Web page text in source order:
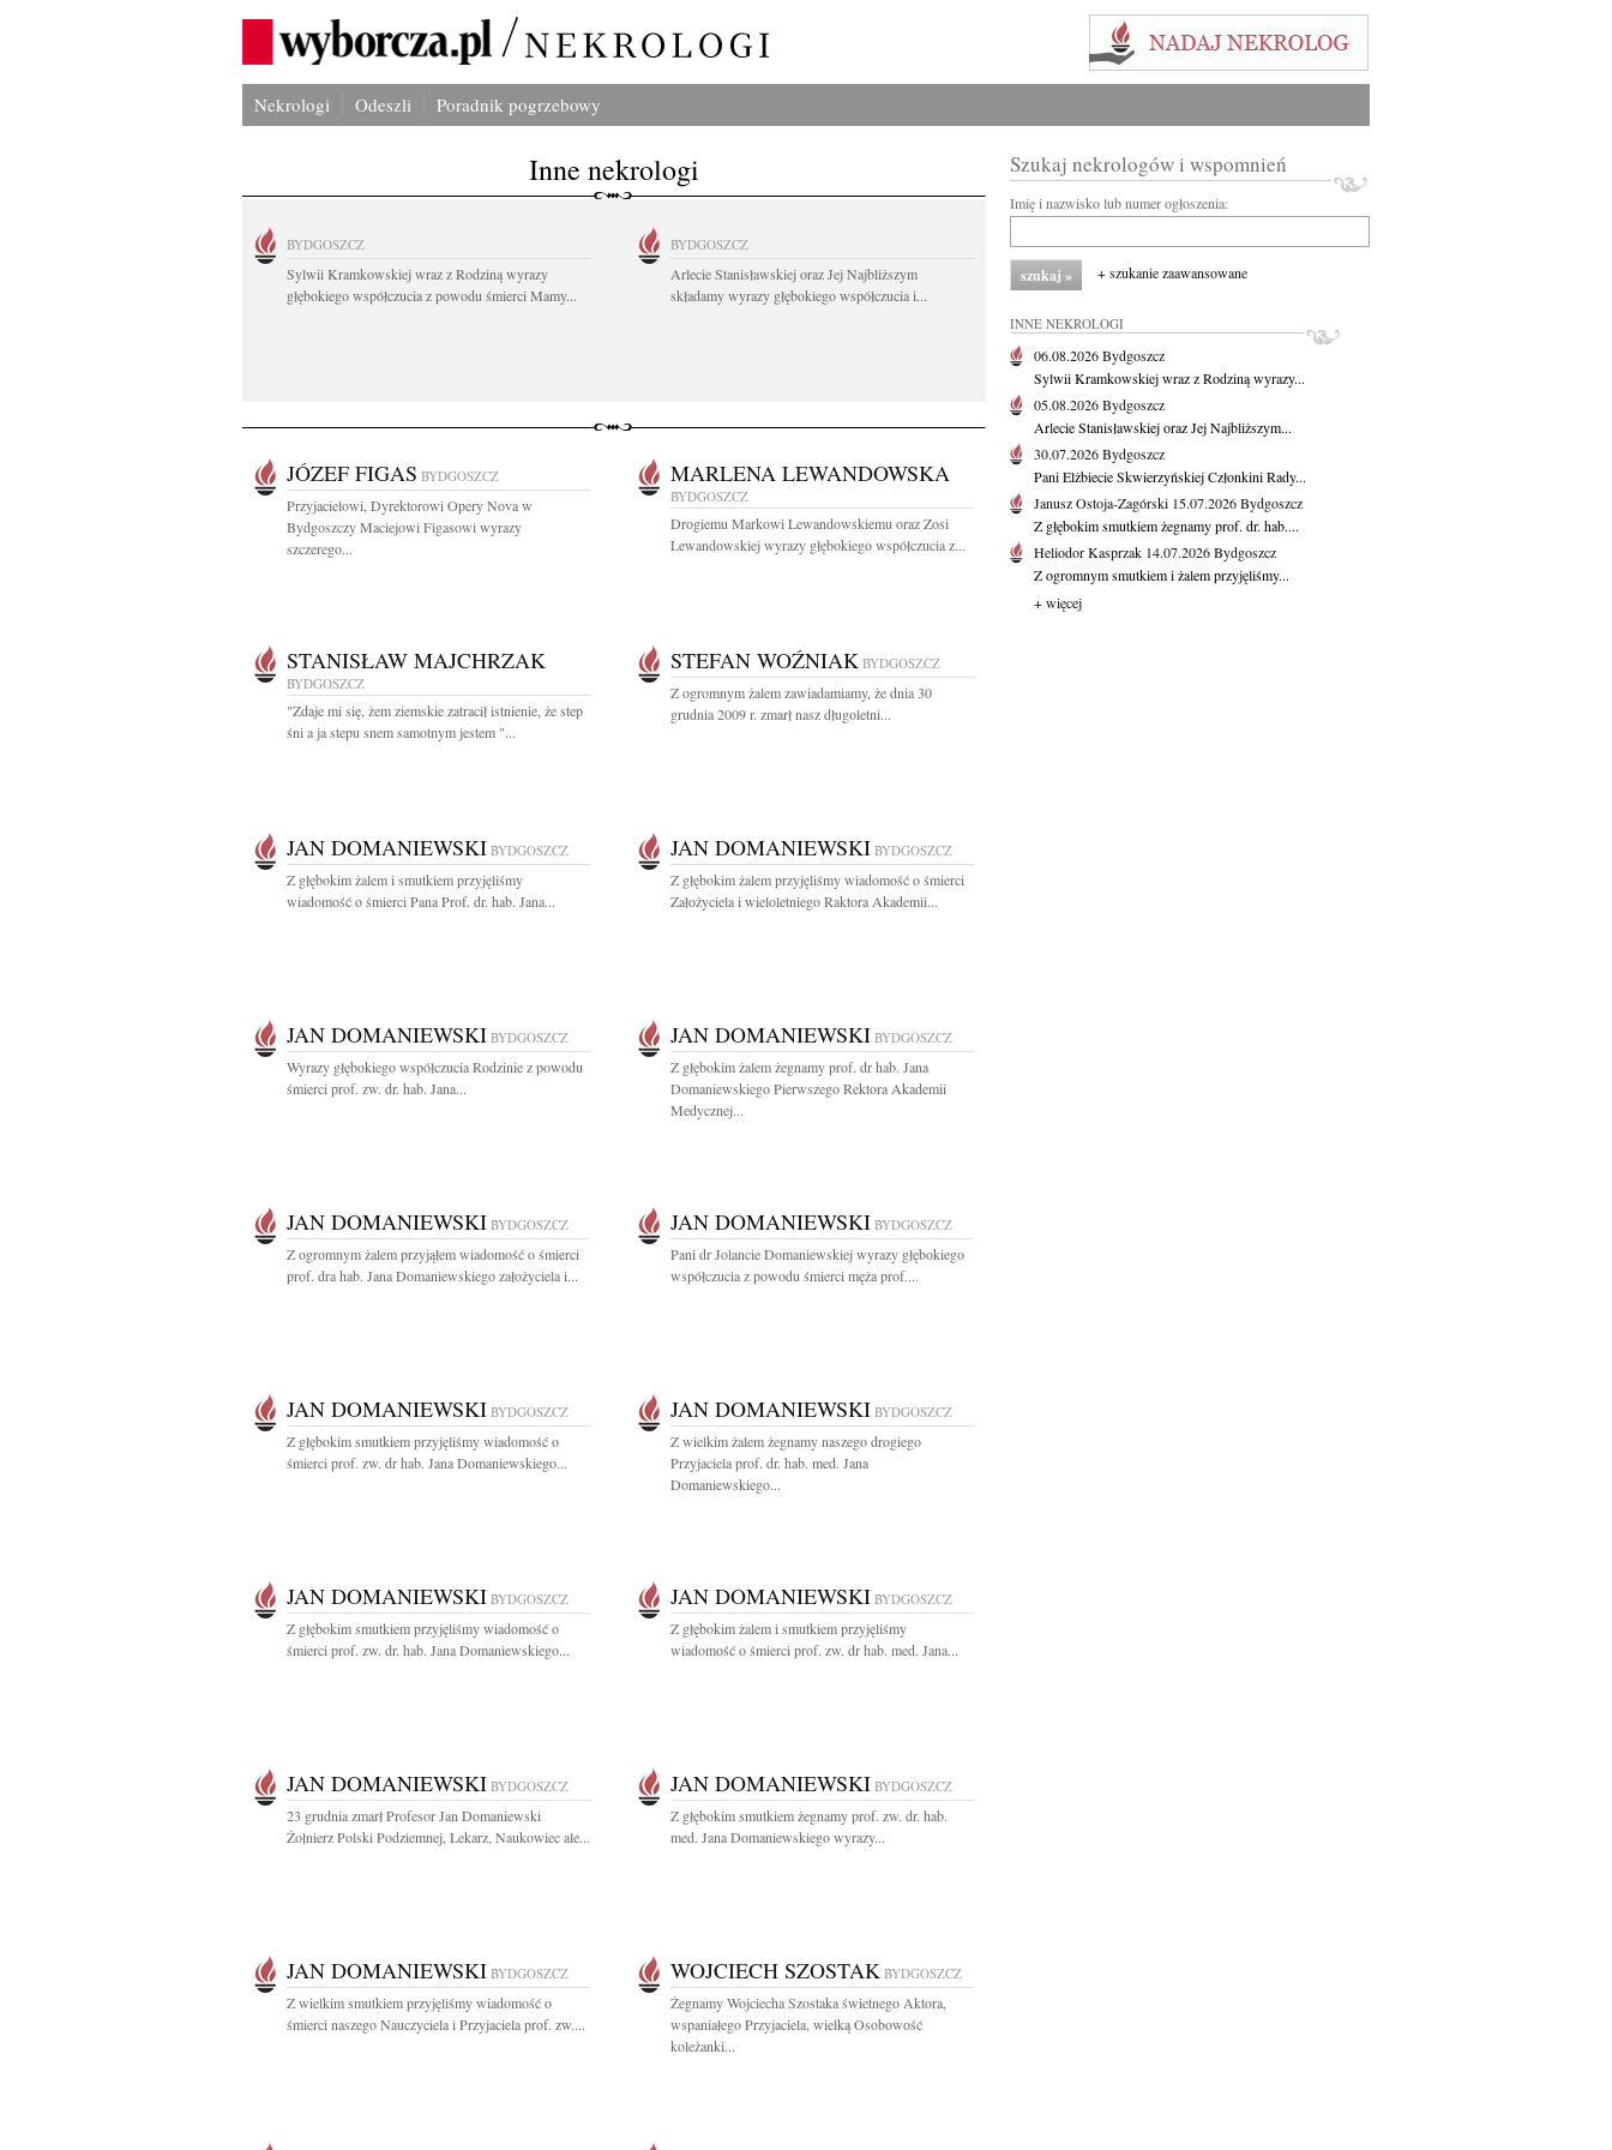
Nekrologi Odeszli Poradnik pogrzebowy
Inne nekrologi
BYDGOSZCZ
Sylwii Kramkowskiej wraz z Rodziną wyrazy
głębokiego współczucia z powodu śmierci Mamy...
BYDGOSZCZ
Arlecie Stanisławskiej oraz Jej Najbliższym
składamy wyrazy głębokiego współczucia i...
JÓZEF FIGAS BYDGOSZCZ
Przyjacielowi, Dyrektorowi Opery Nova w
Bydgoszczy Maciejowi Figasowi wyrazy
szczerego...
MARLENA LEWANDOWSKA
BYDGOSZCZ
Drogiemu Markowi Lewandowskiemu oraz Zosi
Lewandowskiej wyrazy głębokiego współczucia z...
STANISŁAW MAJCHRZAK
BYDGOSZCZ
"Zdaje mi się, żem ziemskie zatracił istnienie, że step
śni a ja stepu snem samotnym jestem "...
STEFAN WOŹNIAK BYDGOSZCZ
Z ogromnym żalem zawiadamiamy, że dnia 30
grudnia 2009 r. zmarł nasz długoletni...
JAN DOMANIEWSKI BYDGOSZCZ
Z głębokim żalem i smutkiem przyjęliśmy
wiadomość o śmierci Pana Prof. dr. hab. Jana...
JAN DOMANIEWSKI BYDGOSZCZ
Z głębokim żalem przyjęliśmy wiadomość o śmierci
Założyciela i wieloletniego Raktora Akademii...
JAN DOMANIEWSKI BYDGOSZCZ
Wyrazy głębokiego współczucia Rodzinie z powodu
śmierci prof. zw. dr. hab. Jana...
JAN DOMANIEWSKI BYDGOSZCZ
Z głębokim żalem żegnamy prof. dr hab. Jana
Domaniewskiego Pierwszego Rektora Akademii
Medycznej...
JAN DOMANIEWSKI BYDGOSZCZ
Z ogromnym żalem przyjąłem wiadomość o śmierci
prof. dra hab. Jana Domaniewskiego założyciela i...
JAN DOMANIEWSKI BYDGOSZCZ
Pani dr Jolancie Domaniewskiej wyrazy głębokiego
współczucia z powodu śmierci męża prof....
JAN DOMANIEWSKI BYDGOSZCZ
Z głębokim smutkiem przyjęliśmy wiadomość o
śmierci prof. zw. dr hab. Jana Domaniewskiego...
JAN DOMANIEWSKI BYDGOSZCZ
Z wielkim żalem żegnamy naszego drogiego
Przyjaciela prof. dr. hab. med. Jana
Domaniewskiego...
JAN DOMANIEWSKI BYDGOSZCZ
Z głębokim smutkiem przyjęliśmy wiadomość o
śmierci prof. zw. dr. hab. Jana Domaniewskiego...
JAN DOMANIEWSKI BYDGOSZCZ
Z głębokim żalem i smutkiem przyjęliśmy
wiadomość o śmierci prof. zw. dr hab. med. Jana...
JAN DOMANIEWSKI BYDGOSZCZ
23 grudnia zmarł Profesor Jan Domaniewski
Żołnierz Polski Podziemnej, Lekarz, Naukowiec ale...
JAN DOMANIEWSKI BYDGOSZCZ
Z głębokim smutkiem żegnamy prof. zw. dr. hab.
med. Jana Domaniewskiego wyrazy...
JAN DOMANIEWSKI BYDGOSZCZ
Z wielkim smutkiem przyjęliśmy wiadomość o
śmierci naszego Nauczyciela i Przyjaciela prof. zw....
WOJCIECH SZOSTAK BYDGOSZCZ
Żegnamy Wojciecha Szostaka świetnego Aktora,
wspaniałego Przyjaciela, wielką Osobowość
koleżanki...
Szukaj nekrologów i wspomnień
Imię i nazwisko lub numer ogłoszenia:
+ szukanie zaawansowane
INNE NEKROLOGI
06.08.2026Bydgoszcz
Sylwii Kramkowskiej wraz z Rodziną wyrazy...
05.08.2026Bydgoszcz
Arlecie Stanisławskiej oraz Jej Najbliższym...
30.07.2026Bydgoszcz
Pani Elżbiecie Skwierzyńskiej Członkini Rady...
Janusz Ostoja-Zagórski 15.07.2026Bydgoszcz
Z głębokim smutkiem żegnamy prof. dr. hab....
Heliodor Kasprzak 14.07.2026Bydgoszcz
Z ogromnym smutkiem i żalem przyjęliśmy...
+ więcej